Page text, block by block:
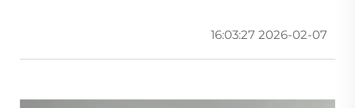
2026-02-07 16:03:27